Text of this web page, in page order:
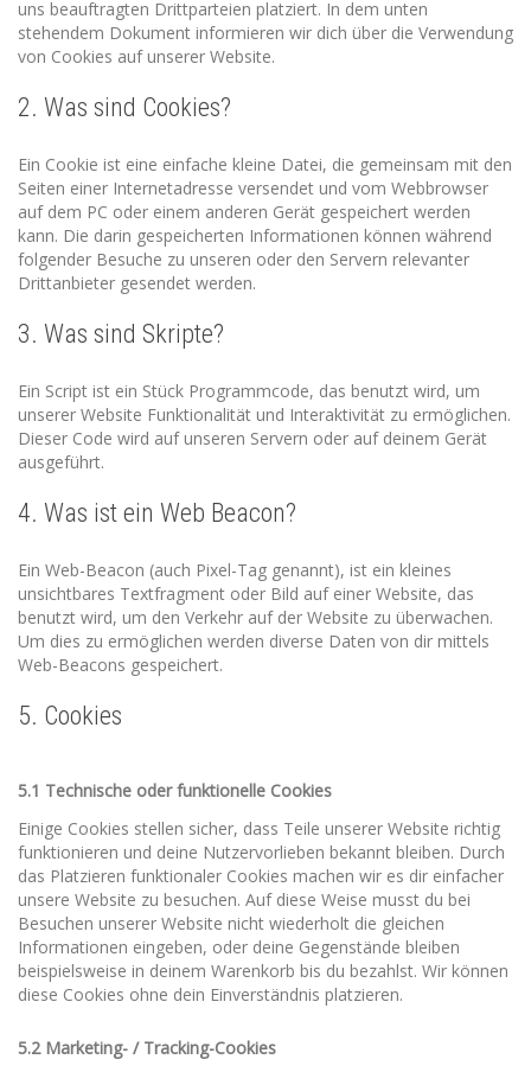
uns beauftragten Drittparteien platziert. In dem unten
stehendem Dokument informieren wir dich über die Verwendung
von Cookies auf unserer Website.
2. Was sind Cookies?
Ein Cookie ist eine einfache kleine Datei, die gemeinsam mit den
Seiten einer Internetadresse versendet und vom Webbrowser
auf dem PC oder einem anderen Gerät gespeichert werden
kann. Die darin gespeicherten Informationen können während
folgender Besuche zu unseren oder den Servern relevanter
Drittanbieter gesendet werden.
3. Was sind Skripte?
Ein Script ist ein Stück Programmcode, das benutzt wird, um
unserer Website Funktionalität und Interaktivität zu ermöglichen.
Dieser Code wird auf unseren Servern oder auf deinem Gerät
ausgeführt.
4. Was ist ein Web Beacon?
Ein Web-Beacon (auch Pixel-Tag genannt), ist ein kleines
unsichtbares Textfragment oder Bild auf einer Website, das
benutzt wird, um den Verkehr auf der Website zu überwachen.
Um dies zu ermöglichen werden diverse Daten von dir mittels
Web-Beacons gespeichert.
5. Cookies
5.1 Technische oder funktionelle Cookies
Einige Cookies stellen sicher, dass Teile unserer Website richtig
funktionieren und deine Nutzervorlieben bekannt bleiben. Durch
das Platzieren funktionaler Cookies machen wir es dir einfacher
unsere Website zu besuchen. Auf diese Weise musst du bei
Besuchen unserer Website nicht wiederholt die gleichen
Informationen eingeben, oder deine Gegenstände bleiben
beispielsweise in deinem Warenkorb bis du bezahlst. Wir können
diese Cookies ohne dein Einverständnis platzieren.
5.2 Marketing- / Tracking-Cookies